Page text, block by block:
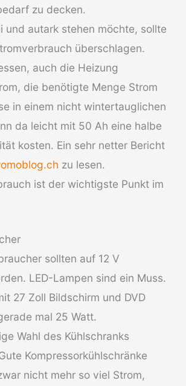
zu decken.
und autark stehen möchte, sollte
überschlagen.
auch die Heizung
die benötigte Menge Strom
in einem nicht wintertauglichen
da leicht mit 50 Ah eine halbe
kosten. Ein sehr netter Bericht
zu lesen.
ist der wichtigste Punkt im
sollten auf 12 V
LED-Lampen sind ein Muss.
27 Zoll Bildschirm und DVD
mal 25 Watt.
Wahl des Kühlschranks
Kompressorkühlschränke
nicht mehr so viel Strom,